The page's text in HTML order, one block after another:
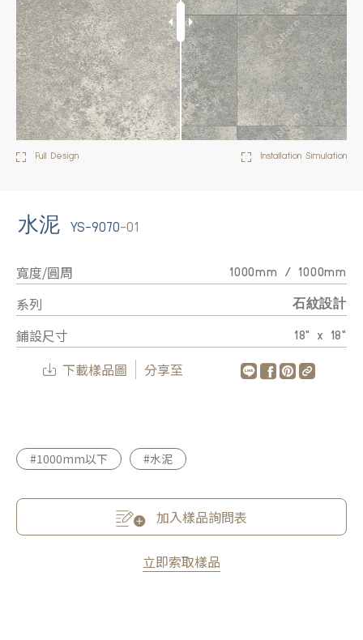
Full Design Installation Simulation
水泥 YS-9070-01
寬度/圓周 1000mm / 1000mm
系列 石紋設計
鋪設尺寸 18" x 18"
下載樣品圖 分享至
#1000mm以下 #水泥
加入樣品詢問表
立即索取樣品